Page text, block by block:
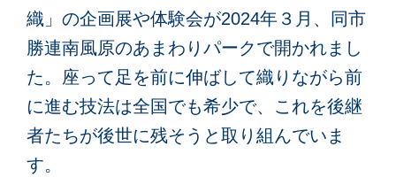
織」の企画展や体験会が2024年３月、同市
勝連南風原のあまわりパークで開かれまし
た。座って足を前に伸ばして織りながら前
に進む技法は全国でも希少で、これを後継
者たちが後世に残そうと取り組んでいま
す。